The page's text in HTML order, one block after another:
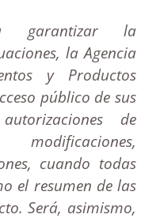
garantizar la
la Agencia
y Productos
público de sus
de
cuando todas
el resumen de las
Será, asimismo,